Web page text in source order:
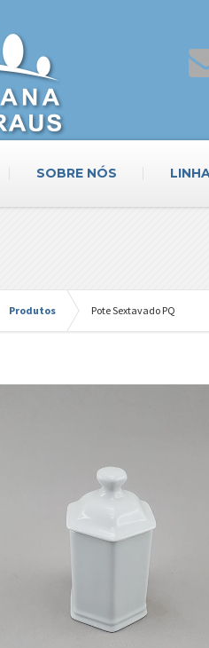
SOBRE NÓS
Produtos Pote Sextavado PQ